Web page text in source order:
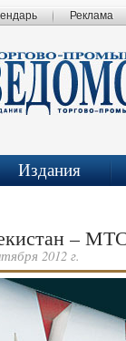
Реклама
Издания
–
2012 г.